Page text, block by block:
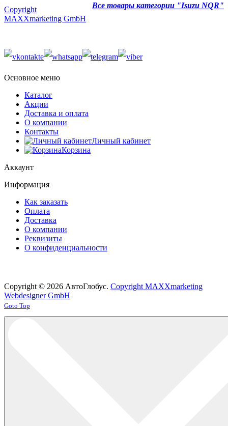
Все товары категории "Isuzu NQR"
Copyright
MAXXmarketing GmbH
Основное меню
Каталог
Акции
Доставка и оплата
О компании
Контакты
Личный кабинет
Корзина
Аккаунт
Информация
Как заказать
Оплата
Доставка
О компании
Реквизиты
О конфиденциальности
Copyright © 2026 АвтоГлобус. Copyright MAXXmarketing
Webdesigner GmbH
Joomla! 3 Templates
Goto Top